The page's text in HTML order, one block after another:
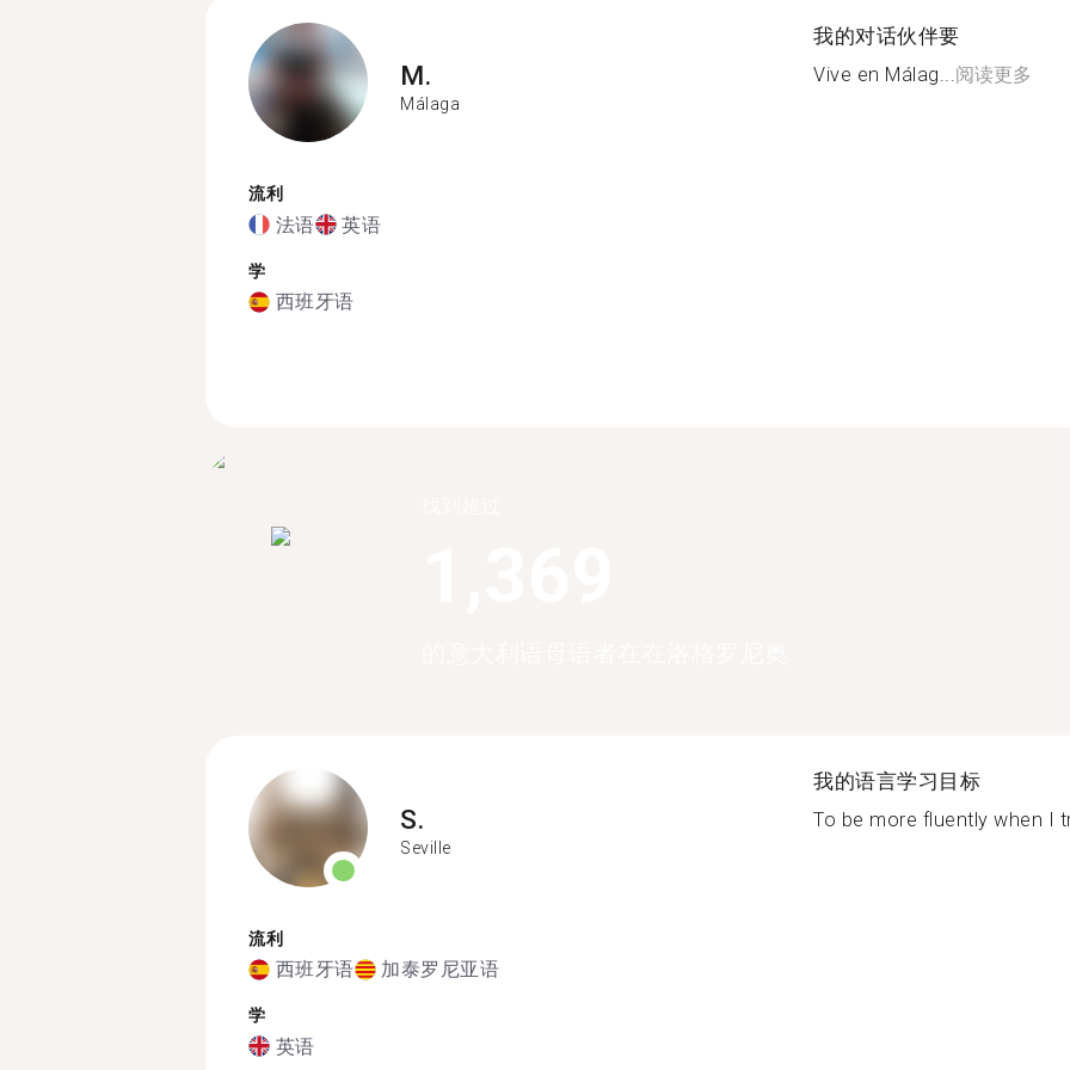
M.
Málaga
流利
法语 英语
学
西班牙语
我的对话伙伴要
Vive en Málag...阅读更多
S.
Seville
流利
西班牙语 加泰罗尼亚语
学
英语
我的语言学习目标
To be more fluently when I